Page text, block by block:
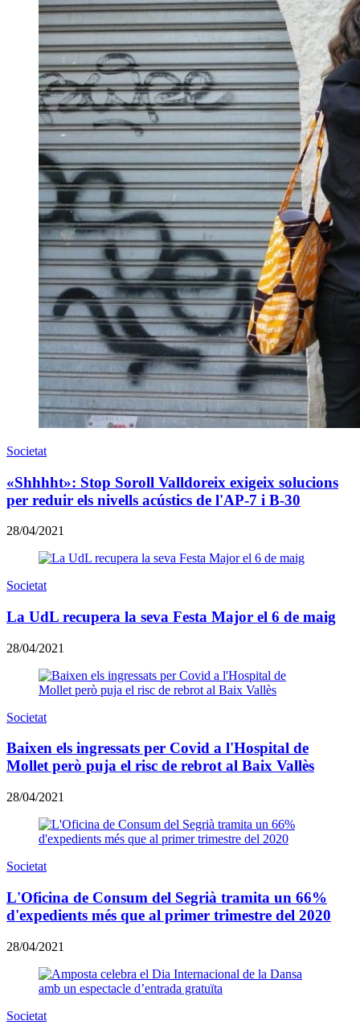
Societat
«Shhhht»: Stop Soroll Valldoreix exigeix solucions
per reduir els nivells acústics de l'AP-7 i B-30
28/04/2021
Societat
La UdL recupera la seva Festa Major el 6 de maig
28/04/2021
Societat
Baixen els ingressats per Covid a l'Hospital de
Mollet però puja el risc de rebrot al Baix Vallès
28/04/2021
Societat
L'Oficina de Consum del Segrià tramita un 66%
d'expedients més que al primer trimestre del 2020
28/04/2021
Societat